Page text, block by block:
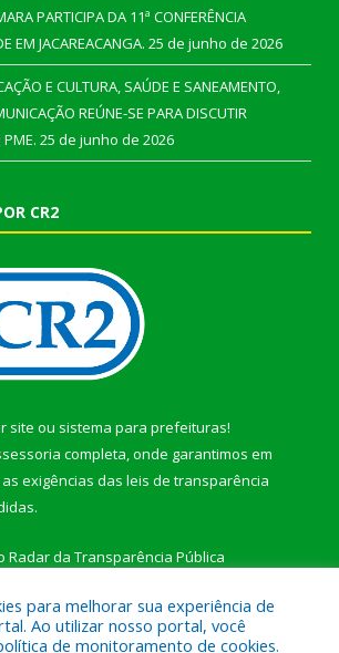
PARTICIPA DA 11ª CONFERÊNCIA
EM JACAREACANGA. 25 de junho de 2026
E CULTURA, SAÚDE E SANEAMENTO,
REÚNE-SE PARA DISCUTIR
25 de junho de 2026
CR2
site ou sistema para prefeituras!
completa, onde garantimos em
exigências das leis de transparência
Radar da Transparência Pública
para melhorar sua experiência de
Ao utilizar nosso portal, você
de monitoramento de cookies.